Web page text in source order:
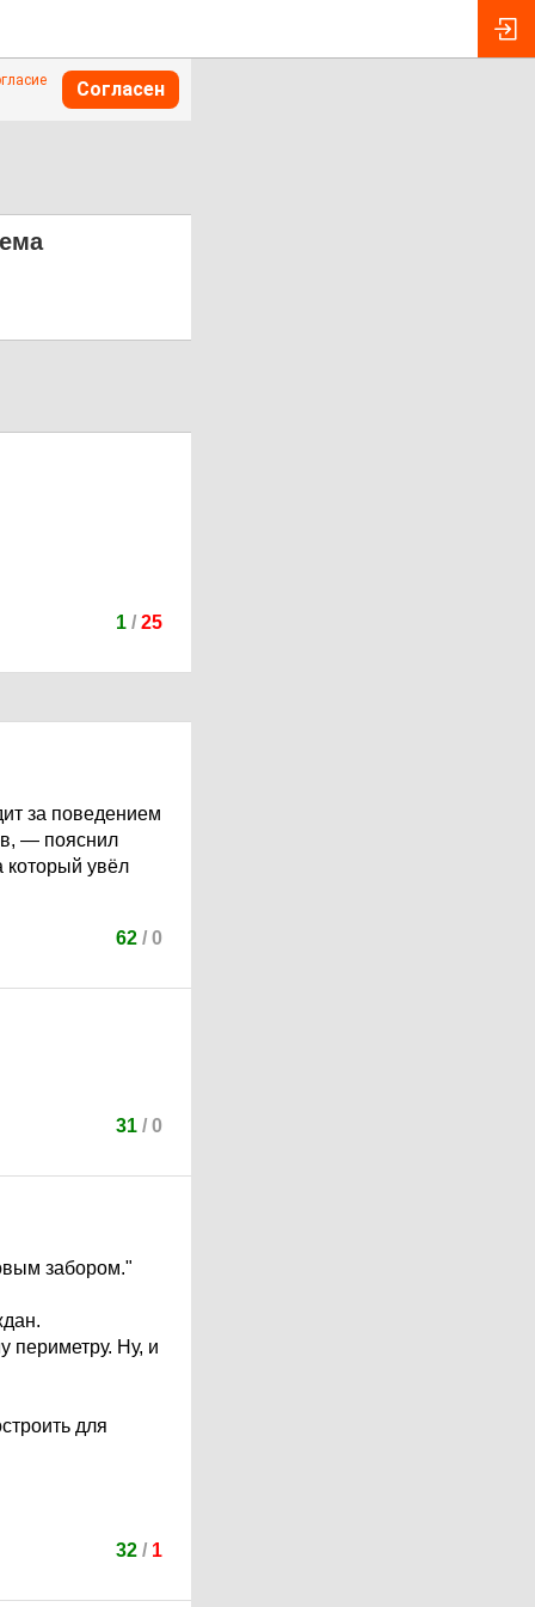
Согласен
1 / 25
за поведением
— пояснил
который увёл
62 / 0
31 / 0
забором."
периметру. Ну, и
для
32 / 1